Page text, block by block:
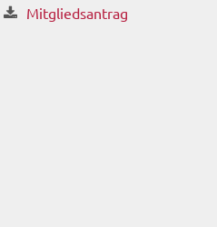
Mitgliedsantrag